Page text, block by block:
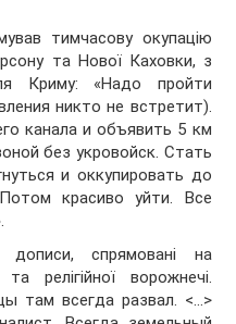
тимчасову окупацію
та Нової Каховки, з
Криму: «Надо пройти
никто не встретит).
канала и объявить 5 км
без укровойск. Стать
и оккупировать до
красиво уйти. Все
дописи, спрямовані на
релігійної ворожнечі.
там всегда развал. <…>